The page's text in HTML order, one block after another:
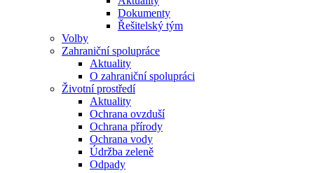
Dokumenty
Řešitelský tým
Volby
Zahraniční spolupráce
Aktuality
O zahraniční spolupráci
Životní prostředí
Aktuality
Ochrana ovzduší
Ochrana přírody
Ochrana vody
Údržba zeleně
Odpady